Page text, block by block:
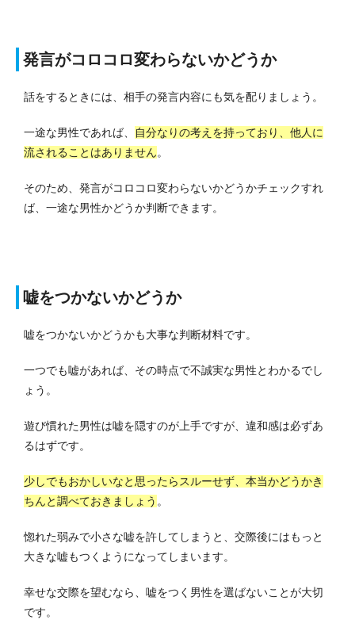
発言がコロコロ変わらないかどうか
話をするときには、相手の発言内容にも気を配りましょう。
一途な男性であれば、
自分なりの考えを持っており、他人に
流されることはありません。
そのため、発言がコロコロ変わらないかどうかチェックすれ
ば、一途な男性かどうか判断できます。
嘘をつかないかどうか
嘘をつかないかどうかも大事な判断材料です。
一つでも嘘があれば、その時点で不誠実な男性とわかるでし
ょう。
遊び慣れた男性は嘘を隠すのが上手ですが、違和感は必ずあ
るはずです。
少しでもおかしいなと思ったらスルーせず、本当かどうかき
ちんと調べておきましょう 。
惚れた弱みで小さな嘘を許してしまうと、交際後にはもっと
大きな嘘もつくようになってしまいます。
幸せな交際を望むなら、嘘をつく男性を選ばないことが大切
です。